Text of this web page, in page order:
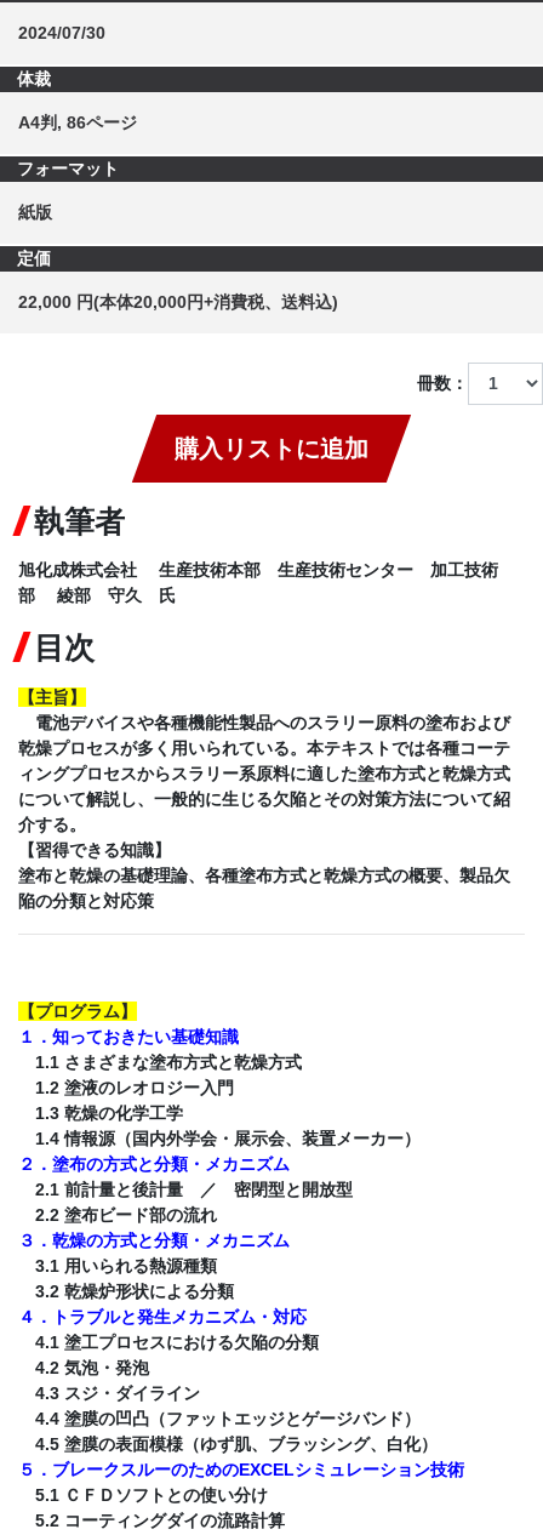
2024/07/30
体裁
A4判, 86ページ
フォーマット
紙版
定価
22,000 円(本体20,000円+消費税、送料込)
冊数：
購入リストに追加
執筆者
旭化成株式会社 生産技術本部 生産技術センター 加工技術
部 綾部 守久 氏
目次
【主旨】
電池デバイスや各種機能性製品へのスラリー原料の塗布および
乾燥プロセスが多く用いられている。本テキストでは各種コーテ
ィングプロセスからスラリー系原料に適した塗布方式と乾燥方式
について解説し、一般的に生じる欠陥とその対策方法について紹
介する。
【習得できる知識】
塗布と乾燥の基礎理論、各種塗布方式と乾燥方式の概要、製品欠
陥の分類と対応策
【プログラム】
１．知っておきたい基礎知識
1.1 さまざまな塗布方式と乾燥方式
1.2 塗液のレオロジー入門
1.3 乾燥の化学工学
1.4 情報源（国内外学会・展示会、装置メーカー）
２．塗布の方式と分類・メカニズム
2.1 前計量と後計量 ／ 密閉型と開放型
2.2 塗布ビード部の流れ
３．乾燥の方式と分類・メカニズム
3.1 用いられる熱源種類
3.2 乾燥炉形状による分類
４．トラブルと発生メカニズム・対応
4.1 塗工プロセスにおける欠陥の分類
4.2 気泡・発泡
4.3 スジ・ダイライン
4.4 塗膜の凹凸（ファットエッジとゲージバンド）
4.5 塗膜の表面模様（ゆず肌、ブラッシング、白化）
５．ブレークスルーのためのEXCELシミュレーション技術
5.1 ＣＦＤソフトとの使い分け
5.2 コーティングダイの流路計算